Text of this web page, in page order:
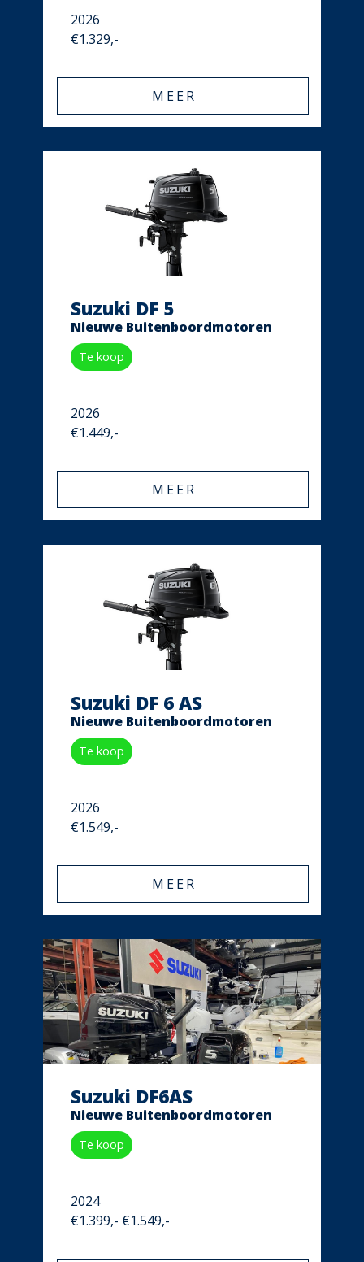
2026
€1.329,-
MEER
Suzuki DF 5
Nieuwe Buitenboordmotoren
Te koop
2026
€1.449,-
MEER
Suzuki DF 6 AS
Nieuwe Buitenboordmotoren
Te koop
2026
€1.549,-
MEER
Suzuki DF6AS
Nieuwe Buitenboordmotoren
Te koop
2024
€1.399,- €1.549,-